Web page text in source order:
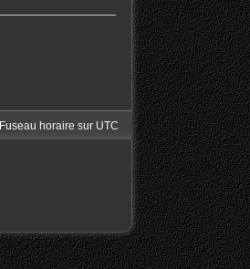
Fuseau horaire sur UTC